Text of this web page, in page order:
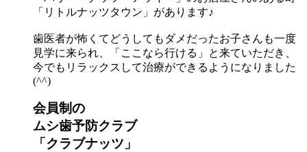
「リトルナッツタウン」があります♪
歯医者が怖くてどうしてもダメだったお子さんも一度
見学に来られ、「ここなら行ける」と来ていただき、
今でもリラックスして治療ができるようになりました
(^^)
会員制の
ムシ歯予防クラブ
「クラブナッツ」